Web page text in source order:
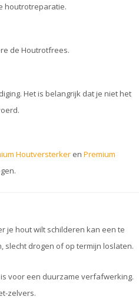
houtrotreparatie.
de Houtrotfrees.
Het is belangrijk dat je niet het
Houtversterker en Premium
je hout wilt schilderen kan een te
slecht drogen of op termijn loslaten.
voor een duurzame verfafwerking.
zelvers.